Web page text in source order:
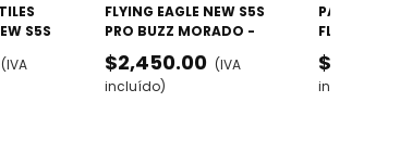
S5S
-
ALTA
(IVA
FLYING EAGLE NEW S5S
PRO BUZZ MORADO -
AJUSTABLES GAMA ALTA
$2,450.00 (IVA
incluído)
PATINES
FLYING
PRO BUZZ
incluído)